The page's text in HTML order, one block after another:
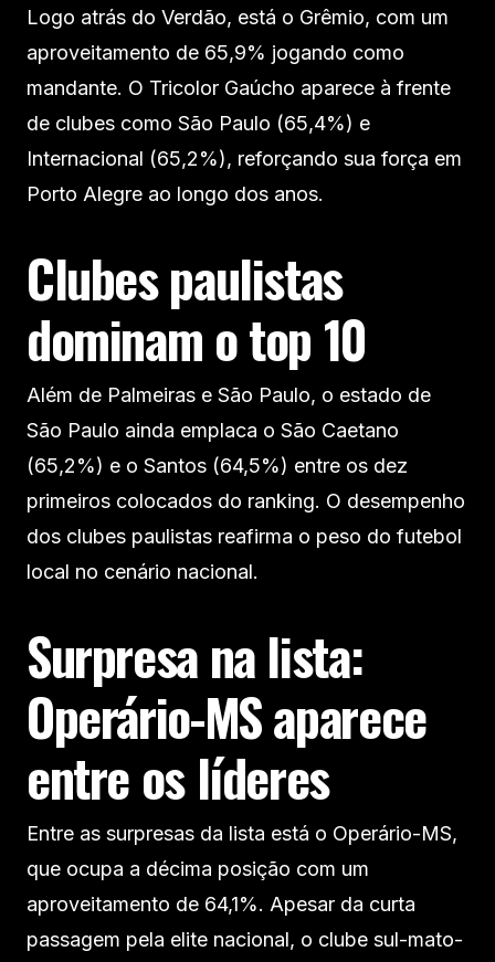
Logo atrás do Verdão, está o Grêmio, com um
aproveitamento de 65,9% jogando como
mandante. O Tricolor Gaúcho aparece à frente
de clubes como São Paulo (65,4%) e
Internacional (65,2%), reforçando sua força em
Porto Alegre ao longo dos anos.
Clubes paulistas
dominam o top 10
Além de Palmeiras e São Paulo, o estado de
São Paulo ainda emplaca o São Caetano
(65,2%) e o Santos (64,5%) entre os dez
primeiros colocados do ranking. O desempenho
dos clubes paulistas reafirma o peso do futebol
local no cenário nacional.
Surpresa na lista:
Operário-MS aparece
entre os líderes
Entre as surpresas da lista está o Operário-MS,
que ocupa a décima posição com um
aproveitamento de 64,1%. Apesar da curta
passagem pela elite nacional, o clube sul-mato-